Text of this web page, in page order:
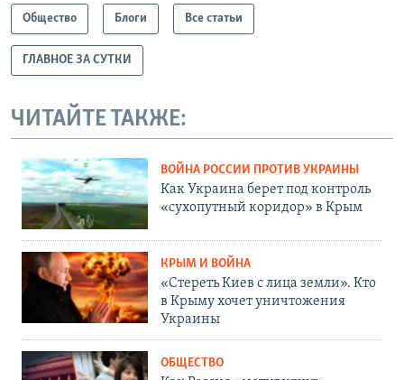
Общество Блоги Все статьи
ГЛАВНОЕ ЗА СУТКИ
ЧИТАЙТЕ ТАКЖЕ:
ВОЙНА РОССИИ ПРОТИВ УКРАИНЫ
Как Украина берет под контроль
«сухопутный коридор» в Крым
КРЫМ И ВОЙНА
«Стереть Киев с лица земли». Кто
в Крыму хочет уничтожения
Украины
ОБЩЕСТВО